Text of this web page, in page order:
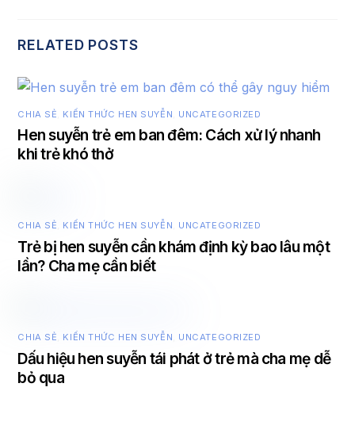
RELATED POSTS
CHIA SẺ KIẾN THỨC HEN SUYỄN UNCATEGORIZED
Hen suyễn trẻ em ban đêm: Cách xử lý nhanh
khi trẻ khó thở
CHIA SẺ KIẾN THỨC HEN SUYỄN UNCATEGORIZED
Trẻ bị hen suyễn cần khám định kỳ bao lâu một
lần? Cha mẹ cần biết
CHIA SẺ KIẾN THỨC HEN SUYỄN UNCATEGORIZED
Dấu hiệu hen suyễn tái phát ở trẻ mà cha mẹ dễ
bỏ qua